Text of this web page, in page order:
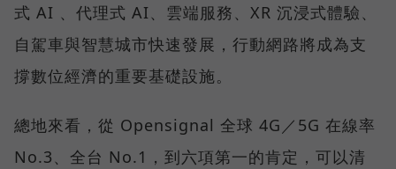
式 AI 、代理式 AI、雲端服務、XR 沉浸式體驗、
自駕車與智慧城市快速發展，行動網路將成為支
撐數位經濟的重要基礎設施。
總地來看，從 Opensignal 全球 4G／5G 在線率
No.3、全台 No.1，到六項第一的肯定，可以清